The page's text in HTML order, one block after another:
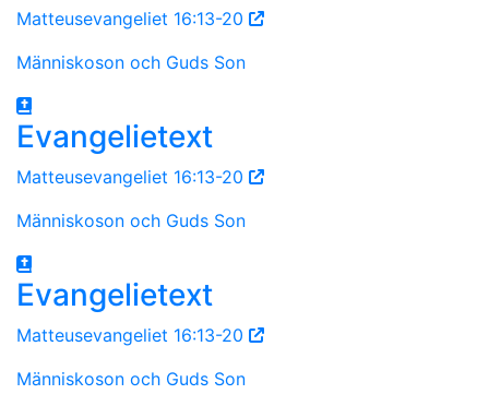
Matteusevangeliet 16:13-20
Människoson och Guds Son
Evangelietext
Matteusevangeliet 16:13-20
Människoson och Guds Son
Evangelietext
Matteusevangeliet 16:13-20
Människoson och Guds Son